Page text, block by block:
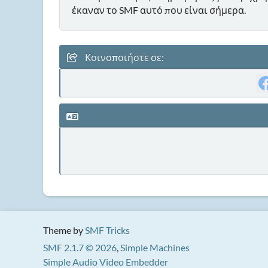
έκαναν το SMF αυτό που είναι σήμερα.
Κοινοποιήστε σε:
Theme bySMF Tricks
SMF 2.1.7 © 2026,Simple Machines
Simple Audio Video Embedder